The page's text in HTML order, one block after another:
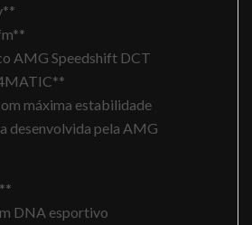
AMG Speedshift DCT
máxima estabilidade
desenvolvida pela AMG
DNA esportivo